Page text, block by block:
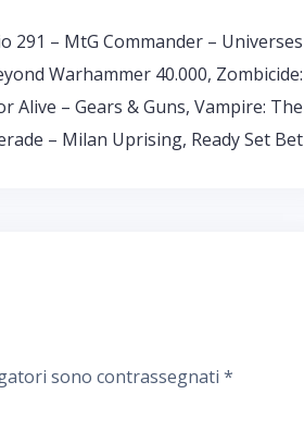
291 – MtG Commander – Universes
Warhammer 40.000, Zombicide:
Alive – Gears & Guns, Vampire: The
– Milan Uprising, Ready Set Bet
sono contrassegnati *